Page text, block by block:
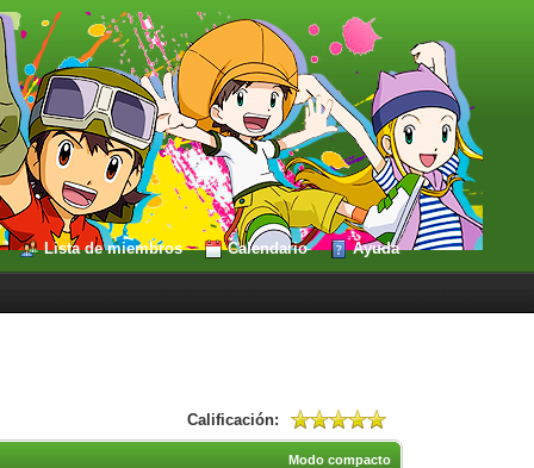
Lista de miembros Calendario Ayuda
Calificación:
Modo compacto